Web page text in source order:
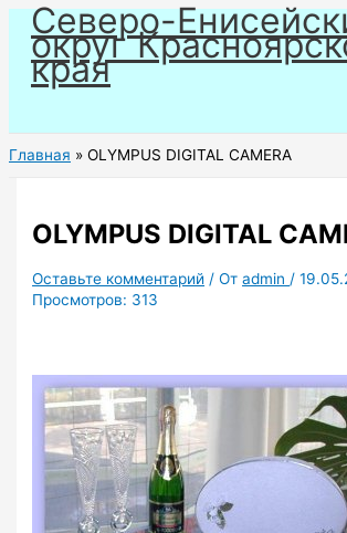
Перейти
содержимому
Северо-
округ
края
Главная OLYMPUS DIGITAL CAMERA
OLYMPUS DIGITAL
Оставьте комментарий / Отadmin /
Просмотров: 313